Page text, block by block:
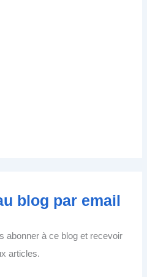
blog par email
abonner à ce blog et recevoir
articles.